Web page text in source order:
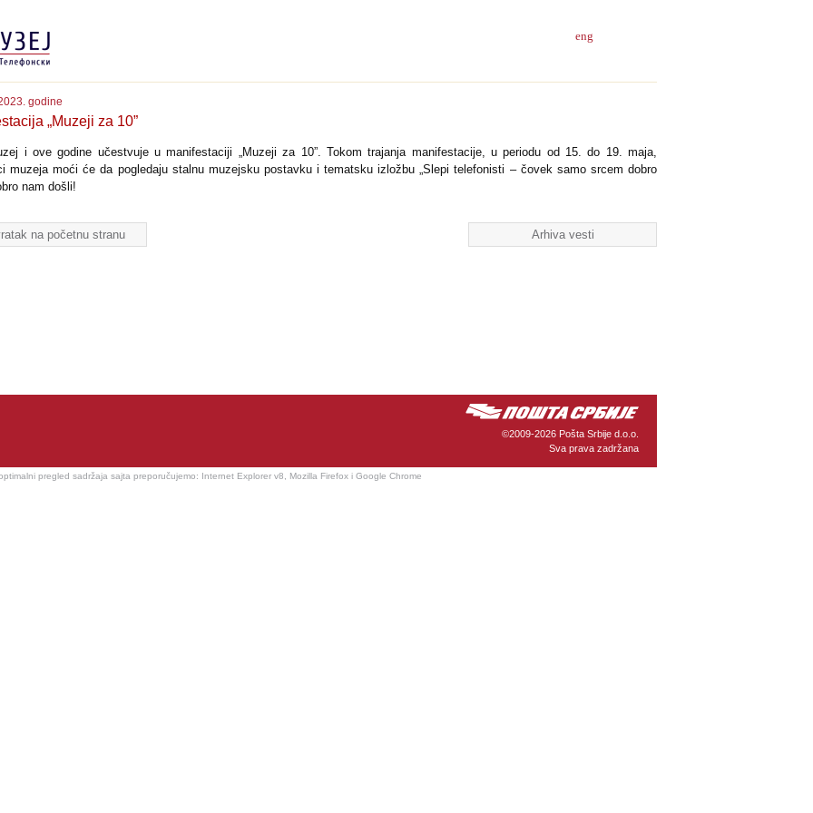
eng
godine
„Muzeji za 10”
i ove godine učestvuje u manifestaciji „Muzeji za 10”. Tokom trajanja manifestacije, u periodu od 15. do 19. maja,
muzeja moći će da pogledaju stalnu muzejsku postavku i tematsku izložbu „Slepi telefonisti – čovek samo srcem dobro
nam došli!
na početnu stranu Arhiva vesti
©2009-2026 Pošta Srbije d.o.o.
Sva prava zadržana
pregled sadržaja sajta preporučujemo: Internet Explorer v8, Mozilla Firefox i Google Chrome